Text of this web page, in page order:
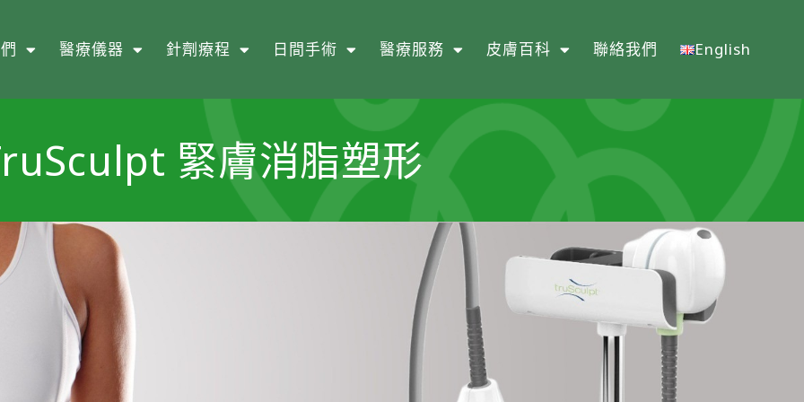
醫療儀器 針劑療程 日間手術 醫療服務 皮膚百科 聯絡我們 English
緊膚消脂塑形